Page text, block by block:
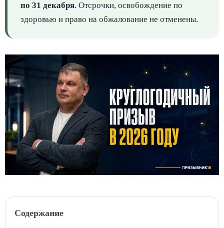
по 31 декабря. Отсрочки, освобождение по
здоровью и право на обжалование не отменены.
Содержание